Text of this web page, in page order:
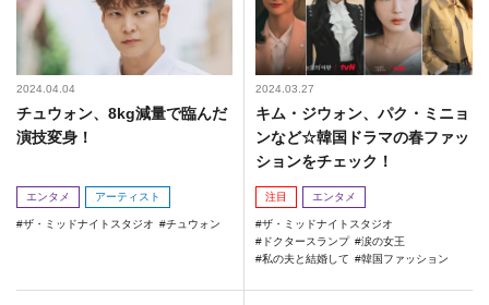
2024.04.04
チュウォン、8kg減量で臨んだ
演技変身！
エンタメ アーティスト
ザ・ミッドナイトスタジオ チュウォン
2024.03.27
キム・ジウォン、パク・ミニョ
ンなど☆韓国ドラマの春ファッ
ションをチェック！
注目 エンタメ
ザ・ミッドナイトスタジオ
ドクタースランプ
涙の女王
私の夫と結婚して
韓国ファッション